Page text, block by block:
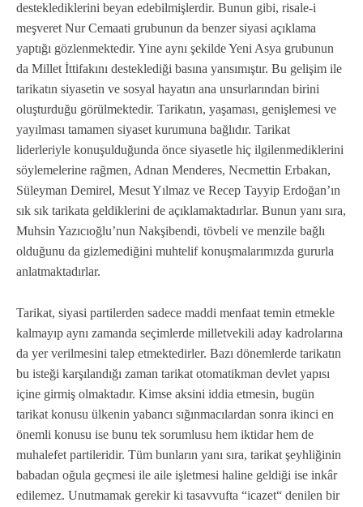
desteklediklerini beyan edebilmişlerdir. Bunun gibi, risale-i
meşveret Nur Cemaati grubunun da benzer siyasi açıklama
yaptığı gözlenmektedir. Yine aynı şekilde Yeni Asya grubunun
da Millet İttifakını desteklediği basına yansımıştır. Bu gelişim ile
tarikatın siyasetin ve sosyal hayatın ana unsurlarından birini
oluşturduğu görülmektedir. Tarikatın, yaşaması, genişlemesi ve
yayılması tamamen siyaset kurumuna bağlıdır. Tarikat
liderleriyle konuşulduğunda önce siyasetle hiç ilgilenmediklerini
söylemelerine rağmen, Adnan Menderes, Necmettin Erbakan,
Süleyman Demirel, Mesut Yılmaz ve Recep Tayyip Erdoğan’ın
sık sık tarikata geldiklerini de açıklamaktadırlar. Bunun yanı sıra,
Muhsin Yazıcıoğlu’nun Nakşibendi, tövbeli ve menzile bağlı
olduğunu da gizlemediğini muhtelif konuşmalarımızda gururla
anlatmaktadırlar.
Tarikat, siyasi partilerden sadece maddi menfaat temin etmekle
kalmayıp aynı zamanda seçimlerde milletvekili aday kadrolarına
da yer verilmesini talep etmektedirler. Bazı dönemlerde tarikatın
bu isteği karşılandığı zaman tarikat otomatikman devlet yapısı
içine girmiş olmaktadır. Kimse aksini iddia etmesin, bugün
tarikat konusu ülkenin yabancı sığınmacılardan sonra ikinci en
önemli konusu ise bunu tek sorumlusu hem iktidar hem de
muhalefet partileridir. Tüm bunların yanı sıra, tarikat şeyhliğinin
babadan oğula geçmesi ile aile işletmesi haline geldiği ise inkâr
edilemez. Unutmamak gerekir ki tasavvufta “icazet“ denilen bir